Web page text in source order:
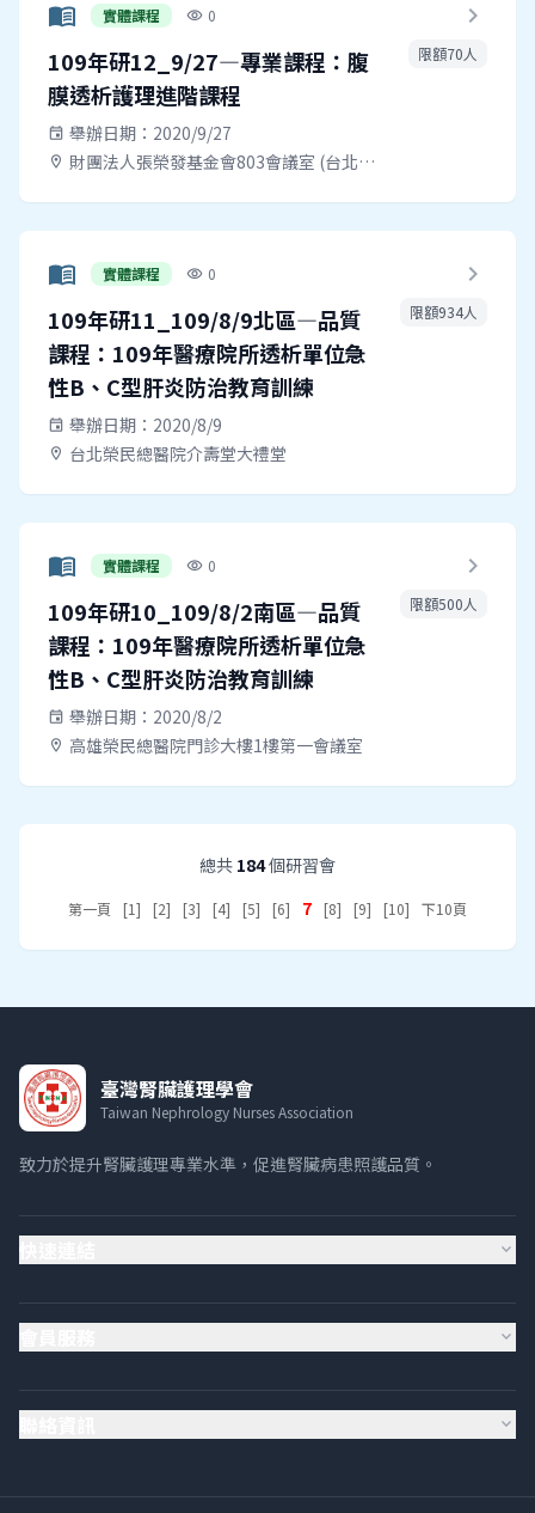
menu_book 實體課程 visibility 0
109年研12_9/27—專業課程：腹
膜透析護理進階課程
event 舉辦日期：2020/9/27
location_on 財團法人張榮發基金會803會議室 (台北市中正區中山南路11號 )
chevron_right
限額70人
menu_book 實體課程 visibility 0
109年研11_109/8/9北區—品質
課程：109年醫療院所透析單位急
性B、C型肝炎防治教育訓練
event 舉辦日期：2020/8/9
location_on 台北榮民總醫院介壽堂大禮堂
chevron_right
限額934人
menu_book 實體課程 visibility 0
109年研10_109/8/2南區—品質
課程：109年醫療院所透析單位急
性B、C型肝炎防治教育訓練
event 舉辦日期：2020/8/2
location_on 高雄榮民總醫院門診大樓1樓第一會議室
chevron_right
限額500人
總共 184個研習會
第一頁 [1] [2] [3] [4] [5] [6] 7 [8] [9] [10] 下10頁
臺灣腎臟護理學會
Taiwan Nephrology Nurses Association
致力於提升腎臟護理專業水準，促進腎臟病患照護品質。
expand_more
expand_more
expand_more